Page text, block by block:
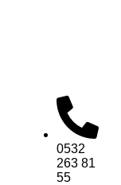
0532
263 81
55